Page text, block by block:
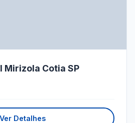
Mirizola Cotia SP
Ver Detalhes